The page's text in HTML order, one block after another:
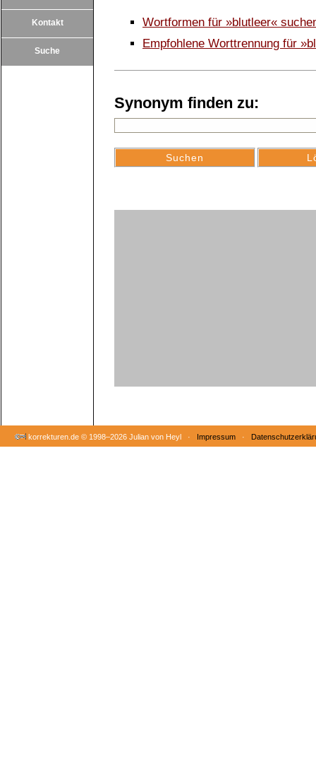
Kontakt
Suche
Wortformen für »blutleer«
Empfohlene Worttrennung für
Synonym finden zu:
korrekturen.de © 1998–2026 Julian von Heyl · Impressum ·